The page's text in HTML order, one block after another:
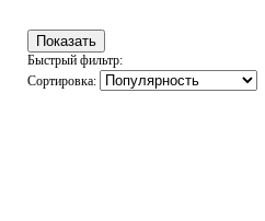
Быстрый фильтр:
Сортировка: